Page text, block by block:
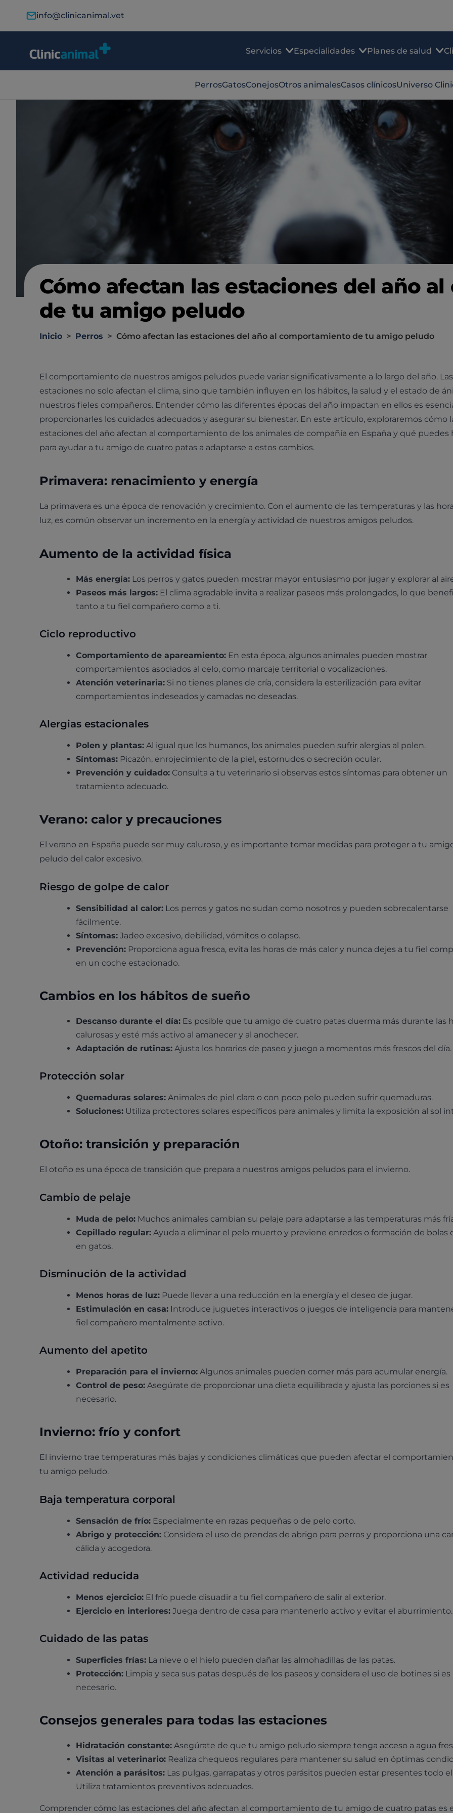
info@clinicanimal.vet
Servicios Especialidades Planes de salud
PerrosGatosConejosOtros animalesCasos clínicosUniverso
Cómo afectan las estaciones del año
de tu amigo peludo
Inicio > Perros > Cómo afectan las estaciones del año al comportamiento de tu amigo peludo
El comportamiento de nuestros amigos peludos puede variar significativamente a lo largo del año. Las
estaciones no solo afectan el clima, sino que también influyen en los hábitos, la salud y el estado de
nuestros fieles compañeros. Entender cómo las diferentes épocas del año impactan en ellos es
proporcionarles los cuidados adecuados y asegurar su bienestar. En este artículo, exploraremos cómo
estaciones del año afectan al comportamiento de los animales de compañía en España y qué puedes
para ayudar a tu amigo de cuatro patas a adaptarse a estos cambios.
Primavera: renacimiento y energía
La primavera es una época de renovación y crecimiento. Con el aumento de las temperaturas y las
luz, es común observar un incremento en la energía y actividad de nuestros amigos peludos.
Aumento de la actividad física
Más energía: Los perros y gatos pueden mostrar mayor entusiasmo por jugar y explorar al
Paseos más largos: El clima agradable invita a realizar paseos más prolongados, lo que
tanto a tu fiel compañero como a ti.
Ciclo reproductivo
Comportamiento de apareamiento: En esta época, algunos animales pueden mostrar
comportamientos asociados al celo, como marcaje territorial o vocalizaciones.
Atención veterinaria: Si no tienes planes de cría, considera la esterilización para evitar
comportamientos indeseados y camadas no deseadas.
Alergias estacionales
Polen y plantas: Al igual que los humanos, los animales pueden sufrir alergias al polen.
Síntomas: Picazón, enrojecimiento de la piel, estornudos o secreción ocular.
Prevención y cuidado: Consulta a tu veterinario si observas estos síntomas para obtener un
tratamiento adecuado.
Verano: calor y precauciones
El verano en España puede ser muy caluroso, y es importante tomar medidas para proteger a tu
peludo del calor excesivo.
Riesgo de golpe de calor
Sensibilidad al calor: Los perros y gatos no sudan como nosotros y pueden sobrecalentarse
fácilmente.
Síntomas: Jadeo excesivo, debilidad, vómitos o colapso.
Prevención: Proporciona agua fresca, evita las horas de más calor y nunca dejes a tu fiel
en un coche estacionado.
Cambios en los hábitos de sueño
Descanso durante el día: Es posible que tu amigo de cuatro patas duerma más durante las
calurosas y esté más activo al amanecer y al anochecer.
Adaptación de rutinas: Ajusta los horarios de paseo y juego a momentos más frescos del día.
Protección solar
Quemaduras solares: Animales de piel clara o con poco pelo pueden sufrir quemaduras.
Soluciones: Utiliza protectores solares específicos para animales y limita la exposición al sol
Otoño: transición y preparación
El otoño es una época de transición que prepara a nuestros amigos peludos para el invierno.
Cambio de pelaje
Muda de pelo: Muchos animales cambian su pelaje para adaptarse a las temperaturas más
Cepillado regular: Ayuda a eliminar el pelo muerto y previene enredos o formación de bolas
en gatos.
Disminución de la actividad
Menos horas de luz: Puede llevar a una reducción en la energía y el deseo de jugar.
Estimulación en casa: Introduce juguetes interactivos o juegos de inteligencia para
fiel compañero mentalmente activo.
Aumento del apetito
Preparación para el invierno: Algunos animales pueden comer más para acumular energía.
Control de peso: Asegúrate de proporcionar una dieta equilibrada y ajusta las porciones si es
necesario.
Invierno: frío y confort
El invierno trae temperaturas más bajas y condiciones climáticas que pueden afectar el
tu amigo peludo.
Baja temperatura corporal
Sensación de frío: Especialmente en razas pequeñas o de pelo corto.
Abrigo y protección: Considera el uso de prendas de abrigo para perros y proporciona una
cálida y acogedora.
Actividad reducida
Menos ejercicio: El frío puede disuadir a tu fiel compañero de salir al exterior.
Ejercicio en interiores: Juega dentro de casa para mantenerlo activo y evitar el aburrimiento.
Cuidado de las patas
Superficies frías: La nieve o el hielo pueden dañar las almohadillas de las patas.
Protección: Limpia y seca sus patas después de los paseos y considera el uso de botines si es
necesario.
Consejos generales para todas las estaciones
Hidratación constante: Asegúrate de que tu amigo peludo siempre tenga acceso a agua
Visitas al veterinario: Realiza chequeos regulares para mantener su salud en óptimas
Atención a parásitos: Las pulgas, garrapatas y otros parásitos pueden estar presentes todo
Utiliza tratamientos preventivos adecuados.
Comprender cómo las estaciones del año afectan al comportamiento de tu amigo de cuatro patas es